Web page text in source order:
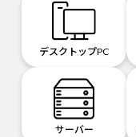
デスクトップPC
サーバー